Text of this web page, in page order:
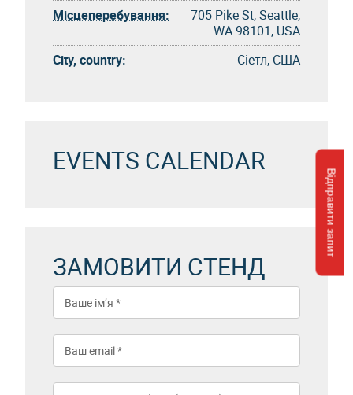
Відправити запит
Місцеперебування:
705 Pike St, Seattle,
WA 98101, USA
City, country:
Сіетл, США
EVENTS CALENDAR
ЗАМОВИТИ СТЕНД